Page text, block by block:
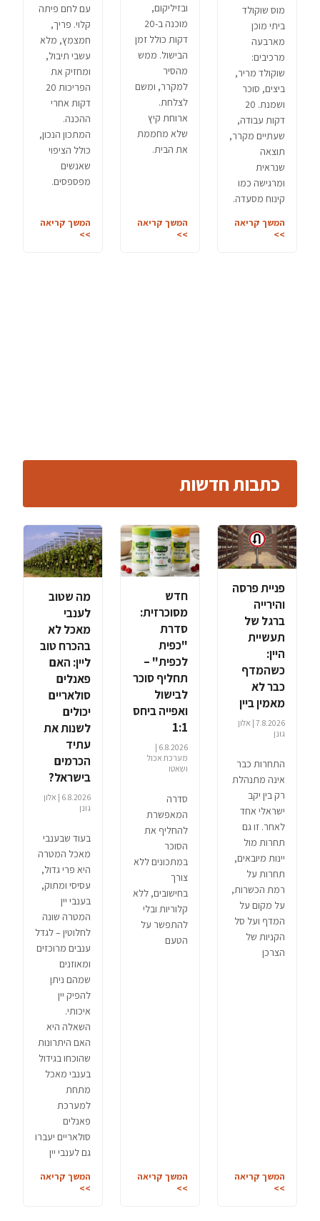
מוס שוקולד
ביתי מוכן
מארבעה
מרכיבים:
שוקולד מריר,
ביצים, סוכר
ושמנת. 20
דקות עבודה,
שעתיים מקרר,
תוצאה
שנראית
ומרגישה כמו
קינוח מסעדה.
המשך קריאה
>>
ובזיליקום,
מוכנה ב-20
דקות כולל זמן
הבישול. ממש
מהסיר
למקרר, ומשם
לצלחת.
ארוחת קיץ
שלא מחממת
את הבית.
המשך קריאה
>>
עם לחם פיתה
קלוי. פריך,
חמצמץ, מלא
עשבי תיבול,
ומחזיק את
הפריכות 20
דקות אחרי
ההכנה.
המתכון הנכון,
כולל הציפוי
שאנשים
מפספסים.
המשך קריאה
>>
כתבות חדשות
פניית פרסה
והירייה
ברגל של
תעשיית
היין:
כשהמדף
כבר לא
מאמין ביין
7.8.2026 | אלון
גונן
התחרות כבר
אינה מתנהלת
רק בין יקב
ישראלי אחד
לאחר. זו גם
תחרות מול
יינות מיובאים,
תחרות על
רמת הכשרות,
על מקום על
המדף ועל סל
הקניות של
הצרכן
המשך קריאה
>>
חדש
מסוכרזית:
סדרת
"כפית
לכפית" –
תחליף סוכר
לבישול
ואפייה ביחס
1:1
6.8.2026 |
מערכת אכול
ושאטו
סדרה
המאפשרת
להחליף את
הסוכר
במתכונים ללא
צורך
בחישובים, ללא
קלוריות ובלי
להתפשר על
הטעם
המשך קריאה
>>
מה שטוב
לענבי
מאכל לא
בהכרח טוב
ליין: האם
פאנלים
סולאריים
יכולים
לשנות את
עתיד
הכרמים
בישראל?
6.8.2026 | אלון
גונן
בעוד שבענבי
מאכל המטרה
היא פרי גדול,
עסיסי ומתוק,
בענבי יין
המטרה שונה
לחלוטין – לגדל
ענבים מרוכזים
ומאוזנים
שמהם ניתן
להפיק יין
איכותי.
השאלה היא
האם היתרונות
שהוכחו בגידול
בענבי מאכל
מתחת
למערכת
פאנלים
סולאריים יעברו
גם לענבי יין
המשך קריאה
>>